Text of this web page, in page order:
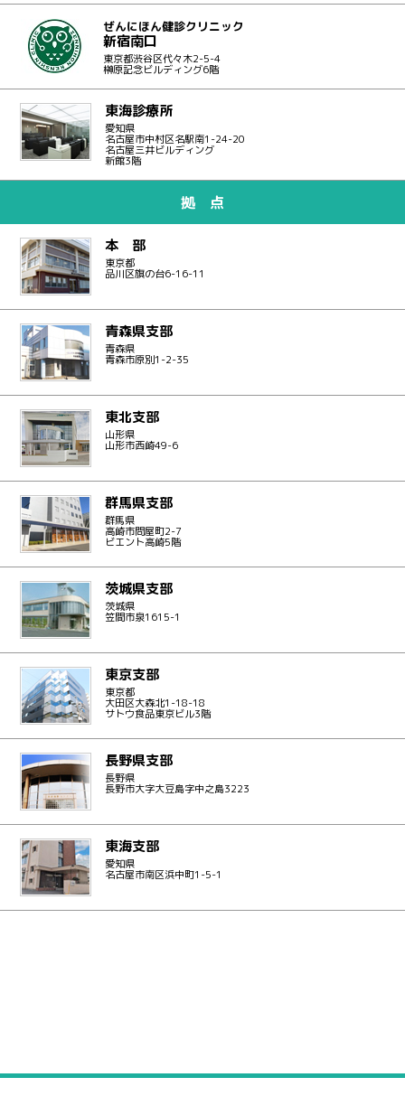
ぜんにほん健診クリニック
新宿南口
東京都渋谷区代々木2-5-4
榊原記念ビルディング6階
東海診療所
愛知県
名古屋市中村区名駅南1-24-20
名古屋三井ビルディング
新館3階
拠 点
本 部
東京都
品川区旗の台6-16-11
青森県支部
青森県
青森市原別1-2-35
東北支部
山形県
山形市西崎49-6
群馬県支部
群馬県
高崎市問屋町2-7
ビエント高崎5階
茨城県支部
茨城県
笠間市泉1615-1
東京支部
東京都
大田区大森北1-18-18
サトウ食品東京ビル3階
長野県支部
長野県
長野市大字大豆島字中之島3223
東海支部
愛知県
名古屋市南区浜中町1-5-1